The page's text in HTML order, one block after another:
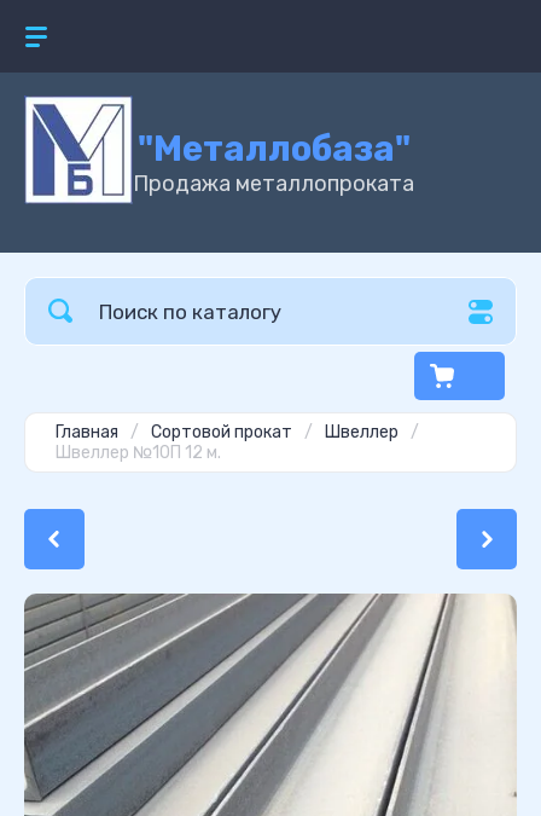
"Металлобаза"
Продажа металлопроката
Главная / Сортовой прокат / Швеллер
/
Швеллер №10П 12 м.